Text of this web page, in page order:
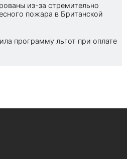
из-за стремительно
пожара в Британской
программу льгот при оплате